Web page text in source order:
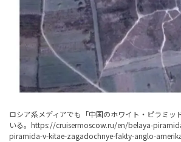
ロシア系メディアでも「中国のホワイト・ピラミッ
いる。 https://cruisermoscow.ru/en/belaya-
piramida-v-kitae-zagadochnye-fakty-anglo-